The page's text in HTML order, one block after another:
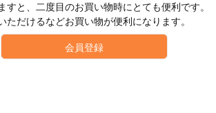
すと、二度目のお買い物時にとても便利です。
ただけるなどお買い物が便利になります。
会員登録